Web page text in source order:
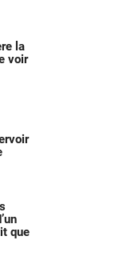
la
voir
que